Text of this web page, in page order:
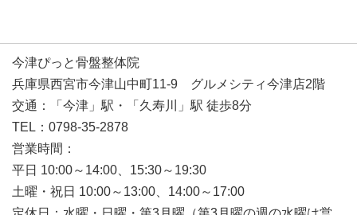
今津ぴっと骨盤整体院
兵庫県西宮市今津山中町11-9 グルメシティ今津店2階
交通：「今津」駅・「久寿川」駅 徒歩8分
TEL：0798-35-2878
営業時間：
平日 10:00～14:00、15:30～19:30
土曜・祝日 10:00～13:00、14:00～17:00